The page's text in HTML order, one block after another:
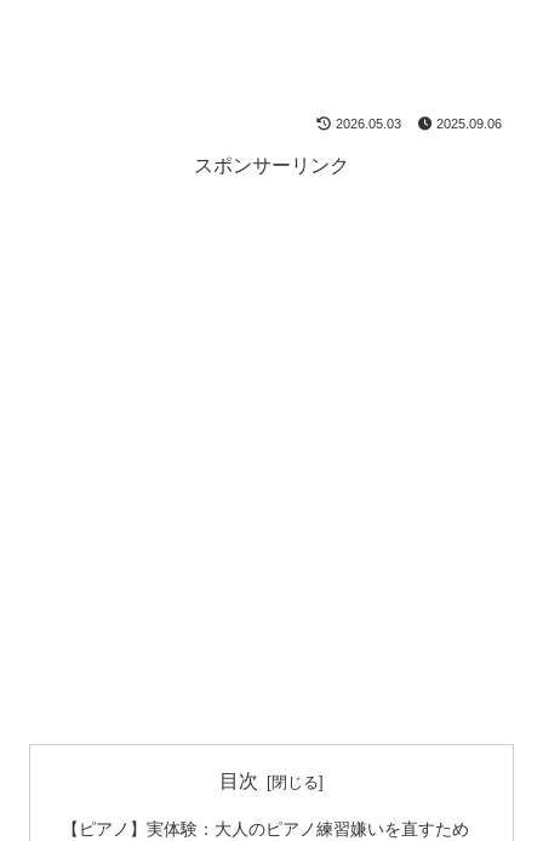
2026.05.03 2025.09.06
スポンサーリンク
目次
【ピアノ】実体験：大人のピアノ練習嫌いを直すため